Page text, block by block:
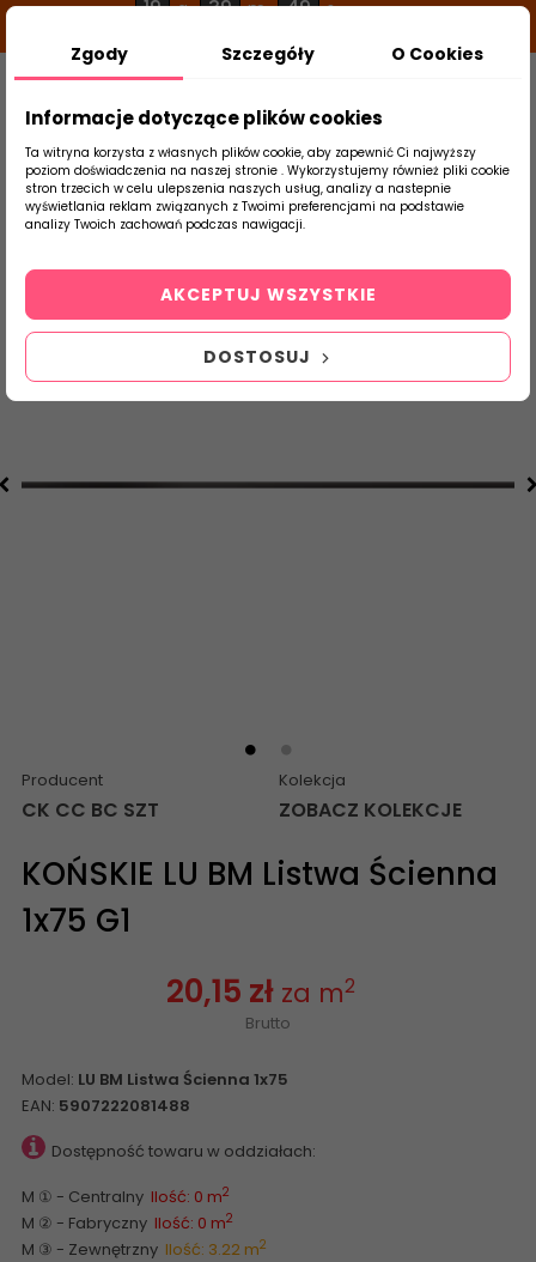
19 g 39 m 49 s
Szukaj
produktu
Strona Główna Płytki Łazienkowe
Producent
CK CC BC SZT
Kolekcja
ZOBACZ KOLEKCJE
KOŃSKIE LU BM Listwa Ścienna
1x75 G1
20,15 zł za m2
Brutto
Model: LU BM Listwa Ścienna 1x75
EAN: 5907222081488
Dostępność towaru w oddziałach:
M ① - Centralny Ilość: 0 m2
M ② - Fabryczny Ilość: 0 m2
M ③ - Zewnętrzny Ilość: 3.22 m2
Zgody Szczegóły O Cookies
Informacje dotyczące plików cookies
Ta witryna korzysta z własnych plików cookie, aby zapewnić Ci najwyższy
poziom doświadczenia na naszej stronie . Wykorzystujemy również pliki cookie
stron trzecich w celu ulepszenia naszych usług, analizy a nastepnie
wyświetlania reklam związanych z Twoimi preferencjami na podstawie
analizy Twoich zachowań podczas nawigacji.
DOSTOSUJ
AKCEPTUJ WSZYSTKIE